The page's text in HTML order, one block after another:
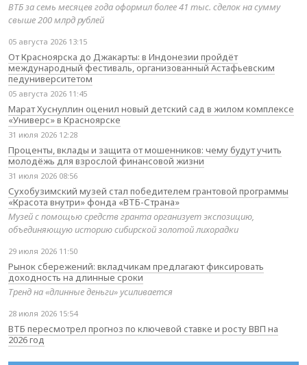
ВТБ за семь месяцев года оформил более 41 тыс. сделок на сумму
свыше 200 млрд рублей
05 августа 2026 13:15
От Красноярска до Джакарты: в Индонезии пройдёт
международный фестиваль, организованный Астафьевским
педуниверситетом
05 августа 2026 11:45
Марат Хуснуллин оценил новый детский сад в жилом комплексе
«Универс» в Красноярске
31 июля 2026 12:28
Проценты, вклады и защита от мошенников: чему будут учить
молодёжь для взрослой финансовой жизни
31 июля 2026 08:56
Сухобузимский музей стал победителем грантовой программы
«Красота внутри» фонда «ВТБ-Страна»
Музей с помощью средств гранта организует экспозицию,
объединяющую историю сибирской золотой лихорадки
29 июля 2026 11:50
Рынок сбережений: вкладчикам предлагают фиксировать
доходность на длинные сроки
Тренд на «длинные деньги» усиливается
28 июля 2026 15:54
ВТБ пересмотрел прогноз по ключевой ставке и росту ВВП на
2026 год